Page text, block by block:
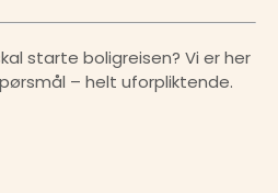
starte boligreisen? Vi er her
– helt uforpliktende.